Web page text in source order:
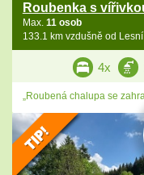
Roubenka s
Max. 11 osob
133.1 km vzdušně od
4x
„Roubená chalupa se